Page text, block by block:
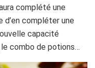
complété une
compléter une
capacité
combo de potions…